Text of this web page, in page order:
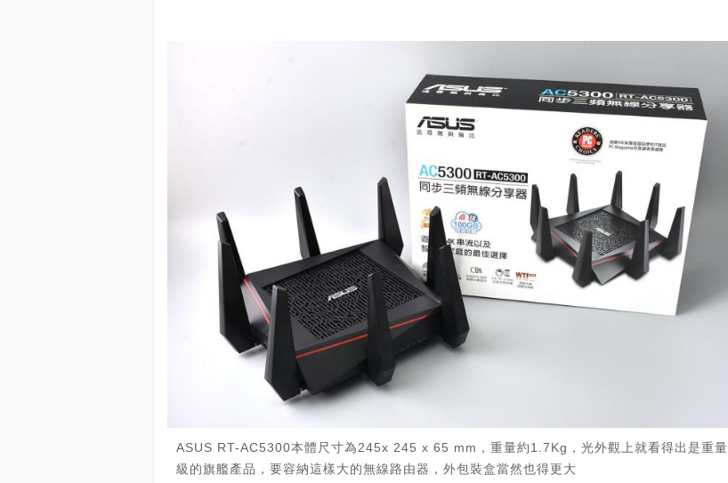
ASUS RT-AC5300本體尺寸為245x 245 x 65 mm，重量約1.7Kg，光外觀上就看得出是重量
級的旗艦產品，要容納這樣大的無線路由器，外包裝盒當然也得更大